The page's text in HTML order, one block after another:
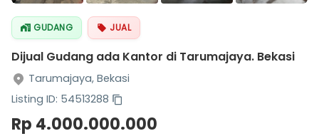
GUDANG JUAL
Dijual Gudang ada Kantor di Tarumajaya. Bekasi
Tarumajaya, Bekasi
Listing ID: 54513288
Rp 4.000.000.000